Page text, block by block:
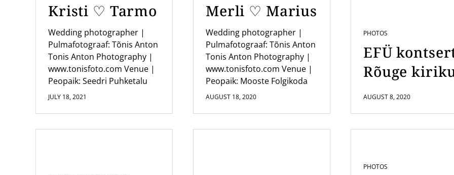
Kristi ♡ Tarmo
Wedding photographer |
Pulmafotograaf: Tõnis Anton
Tonis Anton Photography |
www.tonisfoto.com Venue |
Peopaik: Seedri Puhketalu
JULY 18, 2021
Merli ♡ Marius
Wedding photographer |
Pulmafotograaf: Tõnis Anton
Tonis Anton Photography |
www.tonisfoto.com Venue |
Peopaik: Mooste Folgikoda
AUGUST 18, 2020
PHOTOS
EFÜ
Rõuge
AUGUST 8, 2020
PHOTOS